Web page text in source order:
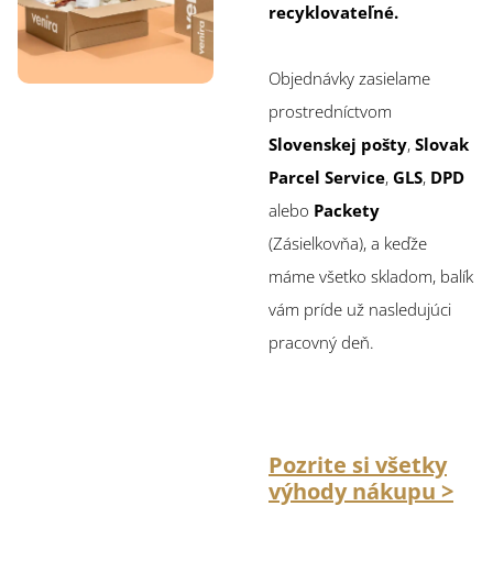
recyklovateľné.
Objednávky zasielame
prostredníctvom
Slovenskej pošty, Slovak
Parcel Service, GLS, DPD
alebo Packety
(Zásielkovňa), a keďže
máme všetko skladom, balík
vám príde už nasledujúci
pracovný deň.
Pozrite si všetky
výhody nákupu >